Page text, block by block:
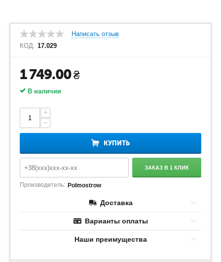
Написать отзыв
КОД: 17.029
1 749.00₴
В наличии
+
−
КУПИТЬ
ЗАКАЗ В 1 КЛИК
Производитель: Polmostrow
Доставка
Варианты оплаты
Наши преимущества